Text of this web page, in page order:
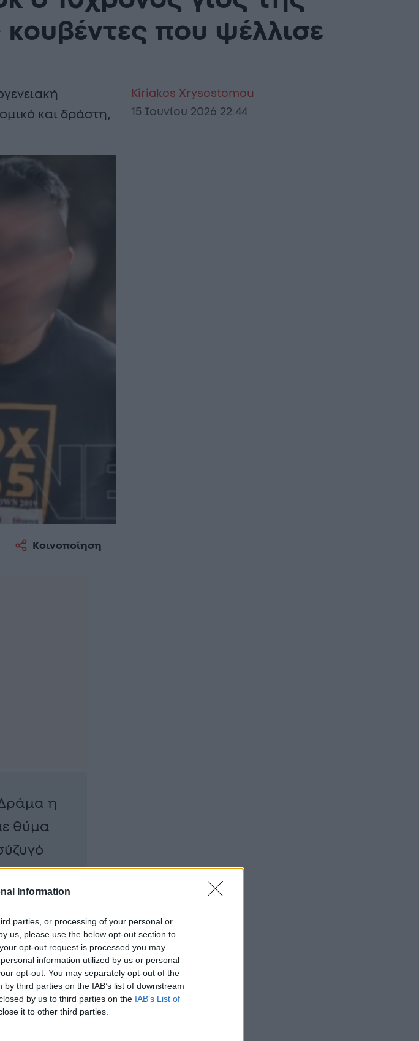
Information
parties, or processing of your personal or
us, please use the below opt-out section to
opt-out request is processed you may
information utilized by us or personal
opt-out. You may separately opt-out of the
third parties on the IAB’s list of downstream
by us to third parties on the IAB’s List of
it to other third parties.
που ψέλλισε
και δράστη,
Kiriakos Xrysostomou
15 Ιουνίου 2026 22:44
Κοινοποίηση
Δράμα η
θύμα
και
της
αφήνοντας